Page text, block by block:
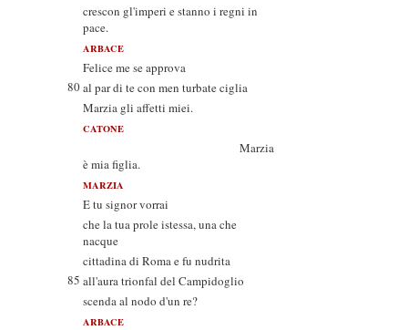
crescon gl'imperi e stanno i regni in
pace.
ARBACE
Felice me se approva
80al par di te con men turbate ciglia
Marzia gli affetti miei.
CATONE
Marzia
è mia figlia.
MARZIA
E tu signor vorrai
che la tua prole istessa, una che
nacque
cittadina di Roma e fu nudrita
85 all'aura trionfal del Campidoglio
scenda al nodo d'un re?
ARBACE